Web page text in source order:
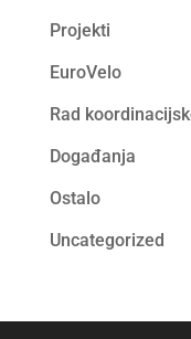
Projekti
EuroVelo
Rad
Događanja
Ostalo
Uncategorized